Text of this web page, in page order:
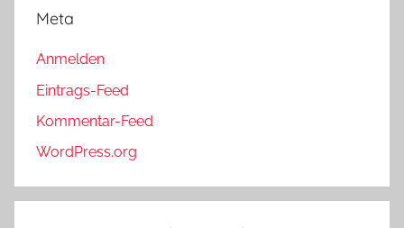
Meta
Anmelden
Eintrags-Feed
Kommentar-Feed
WordPress.org